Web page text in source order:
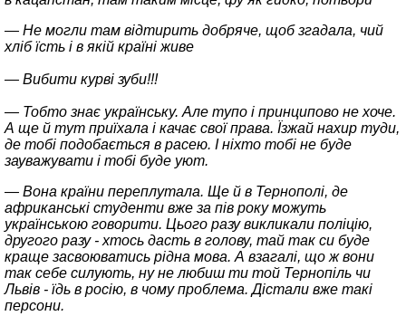
— Не могли там відтирить добряче, щоб згадала, чий
хліб їсть і в якій країні живе
— Вибити курві зуби!!!
— Тобто знає українську. Але тупо і принципово не хоче.
А ще й тут приїхала і качає свої права. Їзжай нахир туди,
де тобі подобається в расею. І ніхто тобі не буде
зауважувати і тобі буде уют.
— Вона країни переплутала. Ще й в Тернополі, де
африканські студенти вже за пів року можуть
українською говорити. Цього разу викликали поліцію,
другого разу - хтось дасть в голову, тай так си буде
краще засвоюватись рідна мова. А взагалі, що ж вони
так себе силують, ну не любиш ти той Тернопіль чи
Львів - їдь в росію, в чому проблема. Дістали вже такі
персони.